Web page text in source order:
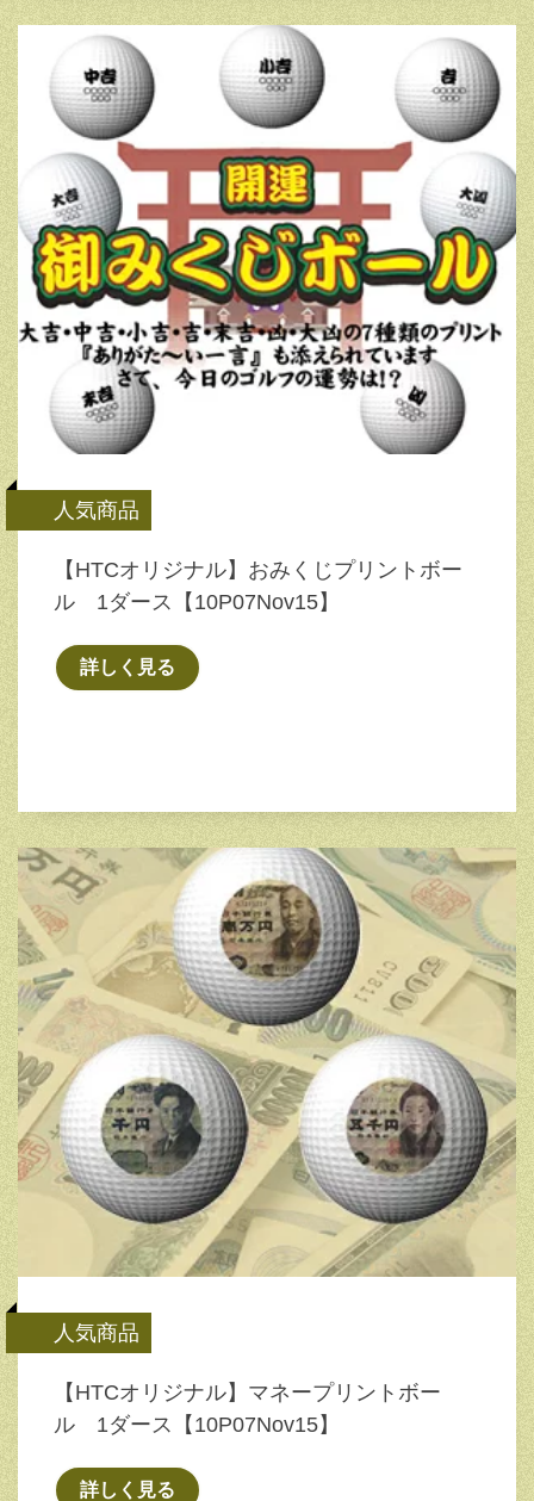
人気商品
【HTCオリジナル】おみくじプリントボー
ル 1ダース【10P07Nov15】
詳しく見る
人気商品
【HTCオリジナル】マネープリントボー
ル 1ダース【10P07Nov15】
詳しく見る